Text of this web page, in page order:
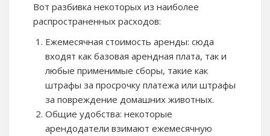
Вот разбивка некоторых из наиболее
распространенных расходов:
Ежемесячная стоимость аренды: сюда
входят как базовая арендная плата, так и
любые применимые сборы, такие как
штрафы за просрочку платежа или штрафы
за повреждение домашних животных.
Общие удобства: некоторые
арендодатели взимают ежемесячную